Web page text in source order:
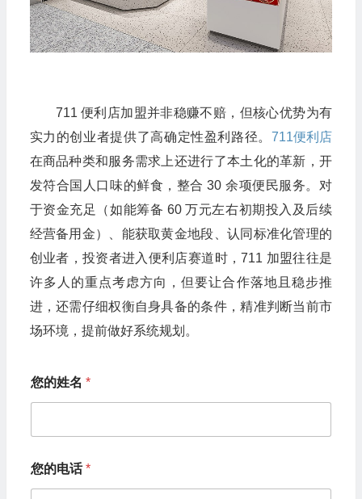
711 便利店加盟并非稳赚不赔，但核心优势为有
实力的创业者提供了高确定性盈利路径。 711便利店
在商品种类和服务需求上还进行了本土化的革新，开
发符合国人口味的鲜食，整合 30 余项便民服务。对
于资金充足（如能筹备 60 万元左右初期投入及后续
经营备用金）、能获取黄金地段、认同标准化管理的
创业者，投资者进入便利店赛道时，711 加盟往往是
许多人的重点考虑方向，但要让合作落地且稳步推
进，还需仔细权衡自身具备的条件，精准判断当前市
场环境，提前做好系统规划。
您
的
的
电
话
您的姓名 *
您的电话*